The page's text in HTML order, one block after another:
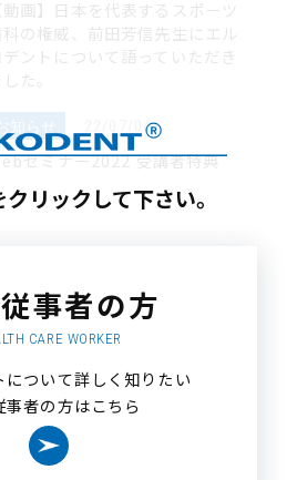
動画】日本を代表するスポーツ
科の権威、前田芳信先生にエル
デントについて語っていただき
た。
お知らせ 22/07/04
セミナー2022 受講者特典
セミナー2022 受講料・申し
方法・事前準備のご案内
お知らせ
リックして下さい。
事者の方
CARE WORKER
について詳しく知りたい
事者の方はこちら
＞